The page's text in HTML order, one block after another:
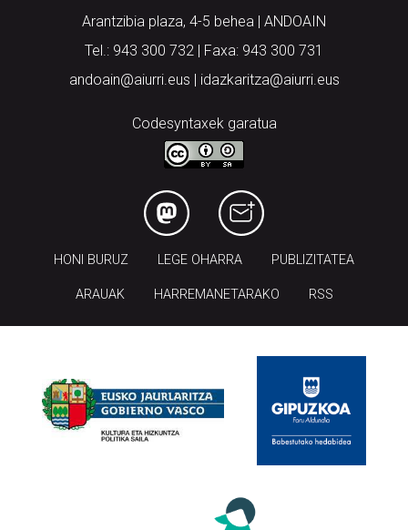
Arantzibia plaza, 4-5 behea | ANDOAIN
Tel.: 943 300 732 | Faxa: 943 300 731
andoain@aiurri.eus | idazkaritza@aiurri.eus
Codesyntaxek garatua
HONI BURUZ LEGE OHARRA PUBLIZITATEA
ARAUAK HARREMANETARAKO RSS